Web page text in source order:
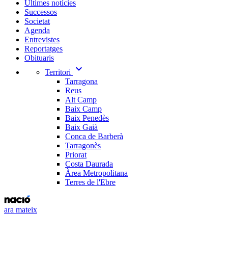
Últimes notícies
Successos
Societat
Agenda
Entrevistes
Reportatges
Obituaris
Territori
expand_more
Tarragona
Reus
Alt Camp
Baix Camp
Baix Penedès
Baix Gaià
Conca de Barberà
Tarragonès
Priorat
Costa Daurada
Àrea Metropolitana
Terres de l'Ebre
ara mateix